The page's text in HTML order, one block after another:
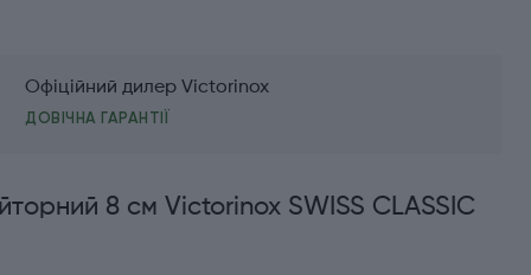
Офіційний дилер Victorinox
ДОВІЧНА ГАРАНТІЇ
8 см Victorinox SWISS CLASSIC